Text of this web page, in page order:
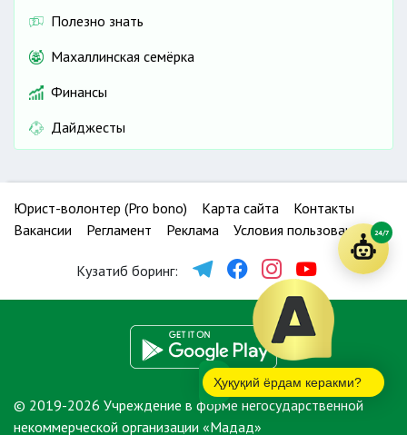
Полезно знать
Махаллинская семёрка
Финансы
Дайджесты
Юрист-волонтер (Pro bono) Карта сайта
Контакты
Вакансии
Регламент Реклама Условия пользования
Кузатиб боринг:
© 2019-2026 Учреждение в форме негосударственной
некоммерческой организации «Мадад»
Ҳуқуқий ёрдам керакми?
24/7